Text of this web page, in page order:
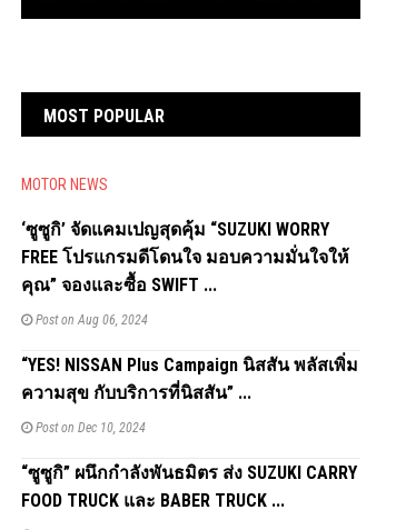
MOST POPULAR
MOTOR NEWS
‘ซูซูกิ’ จัดแคมเปญสุดคุ้ม “SUZUKI WORRY
FREE โปรแกรมดีโดนใจ มอบความมั่นใจให้
คุณ” จองและซื้อ SWIFT ...
Post on Aug 06, 2024
“YES! NISSAN Plus Campaign นิสสัน พลัสเพิ่ม
ความสุข กับบริการที่นิสสัน” ...
Post on Dec 10, 2024
“ซูซูกิ” ผนึกกำลังพันธมิตร ส่ง SUZUKI CARRY
FOOD TRUCK และ BABER TRUCK ...